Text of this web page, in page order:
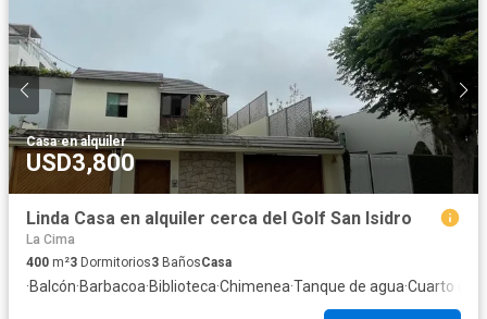
Casa·en alquiler
USD3,800
Linda Casa en alquiler cerca del Golf San Isidro
La Cima
400 m²3 Dormitorios3 BañosCasa
·Balcón·Barbacoa·Biblioteca·Chimenea·Tanque de agua·Cuarto de